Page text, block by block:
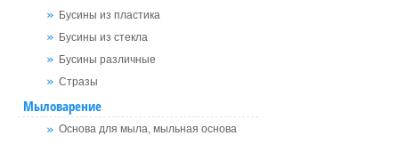
Бусины из пластика
Бусины из стекла
Бусины различные
Стразы
Мыловарение
Основа для мыла, мыльная основа